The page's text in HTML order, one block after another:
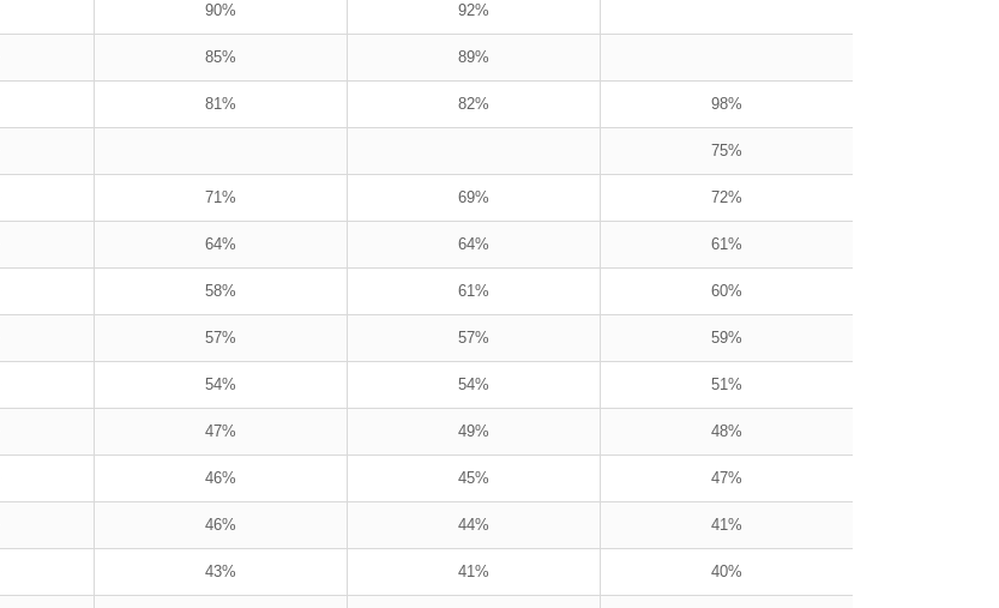
90% 92%
85% 89%
81% 82% 98%
75%
71% 69% 72%
64% 64% 61%
58% 61% 60%
57% 57% 59%
54% 54% 51%
47% 49% 48%
46% 45% 47%
46% 44% 41%
43% 41% 40%